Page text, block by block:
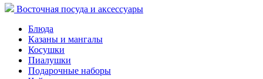
Восточная посуда и аксессуары
Блюда
Казаны и мангалы
Косушки
Пиалушки
Подарочные наборы